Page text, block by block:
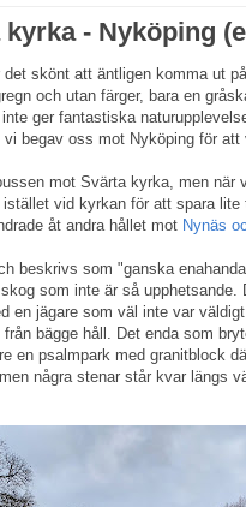
- Nyköping
skönt att äntligen komma ut på
och utan färger, bara en
ger fantastiska
begav oss mot Nyköping för
mot Svärta kyrka, men
vid kyrkan för att spara
åt andra hållet mot Nynäs
beskrivs som "ganska
som inte är så
en jägare som väl inte var
bägge håll. Det enda som
en psalmpark med granitblock
men några stenar står kvar längs